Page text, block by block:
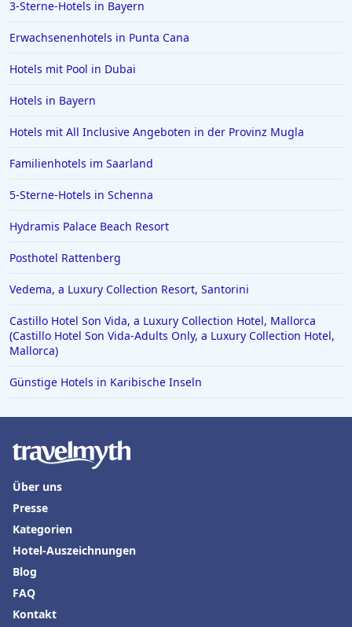
3-Sterne-Hotels in Bayern
Erwachsenenhotels in Punta Cana
Hotels mit Pool in Dubai
Hotels in Bayern
Hotels mit All Inclusive Angeboten in der Provinz Mugla
Familienhotels im Saarland
5-Sterne-Hotels in Schenna
Hydramis Palace Beach Resort
Posthotel Rattenberg
Vedema, a Luxury Collection Resort, Santorini
Castillo Hotel Son Vida, a Luxury Collection Hotel, Mallorca
(Castillo Hotel Son Vida-Adults Only, a Luxury Collection Hotel,
Mallorca)
Günstige Hotels in Karibische Inseln
Über uns
Presse
Kategorien
Hotel-Auszeichnungen
Blog
FAQ
Kontakt